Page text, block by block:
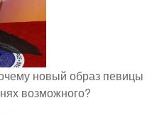
новый образ певицы
возможного?